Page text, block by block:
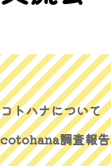
コトハナについて
cotohana調査報告